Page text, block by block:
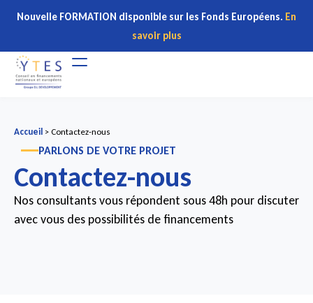
Nouvelle FORMATION disponible sur les Fonds Européens. En
savoir plus
Accueil > Contactez-nous
PARLONS DE VOTRE PROJET
Contactez-nous
Nos consultants vous répondent sous 48h pour discuter
avec vous des possibilités de financements